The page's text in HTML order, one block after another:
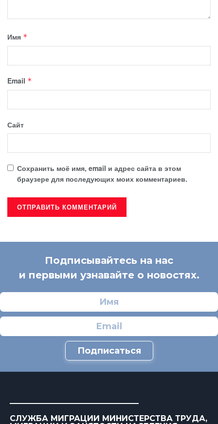
Имя *
Email *
Сайт
Сохранить моё имя, email и адрес сайта в этом
браузере для последующих моих комментариев.
Подписывайтесь на нас
и первыми узнавайте о новостях.
Подписаться
СЛУЖБА МИГРАЦИИ МИНИСТЕРСТВА ТРУДА,